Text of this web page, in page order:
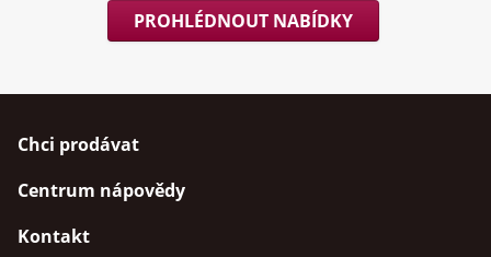
PROHLÉDNOUT NABÍDKY
Chci prodávat
Centrum nápovědy
Kontakt